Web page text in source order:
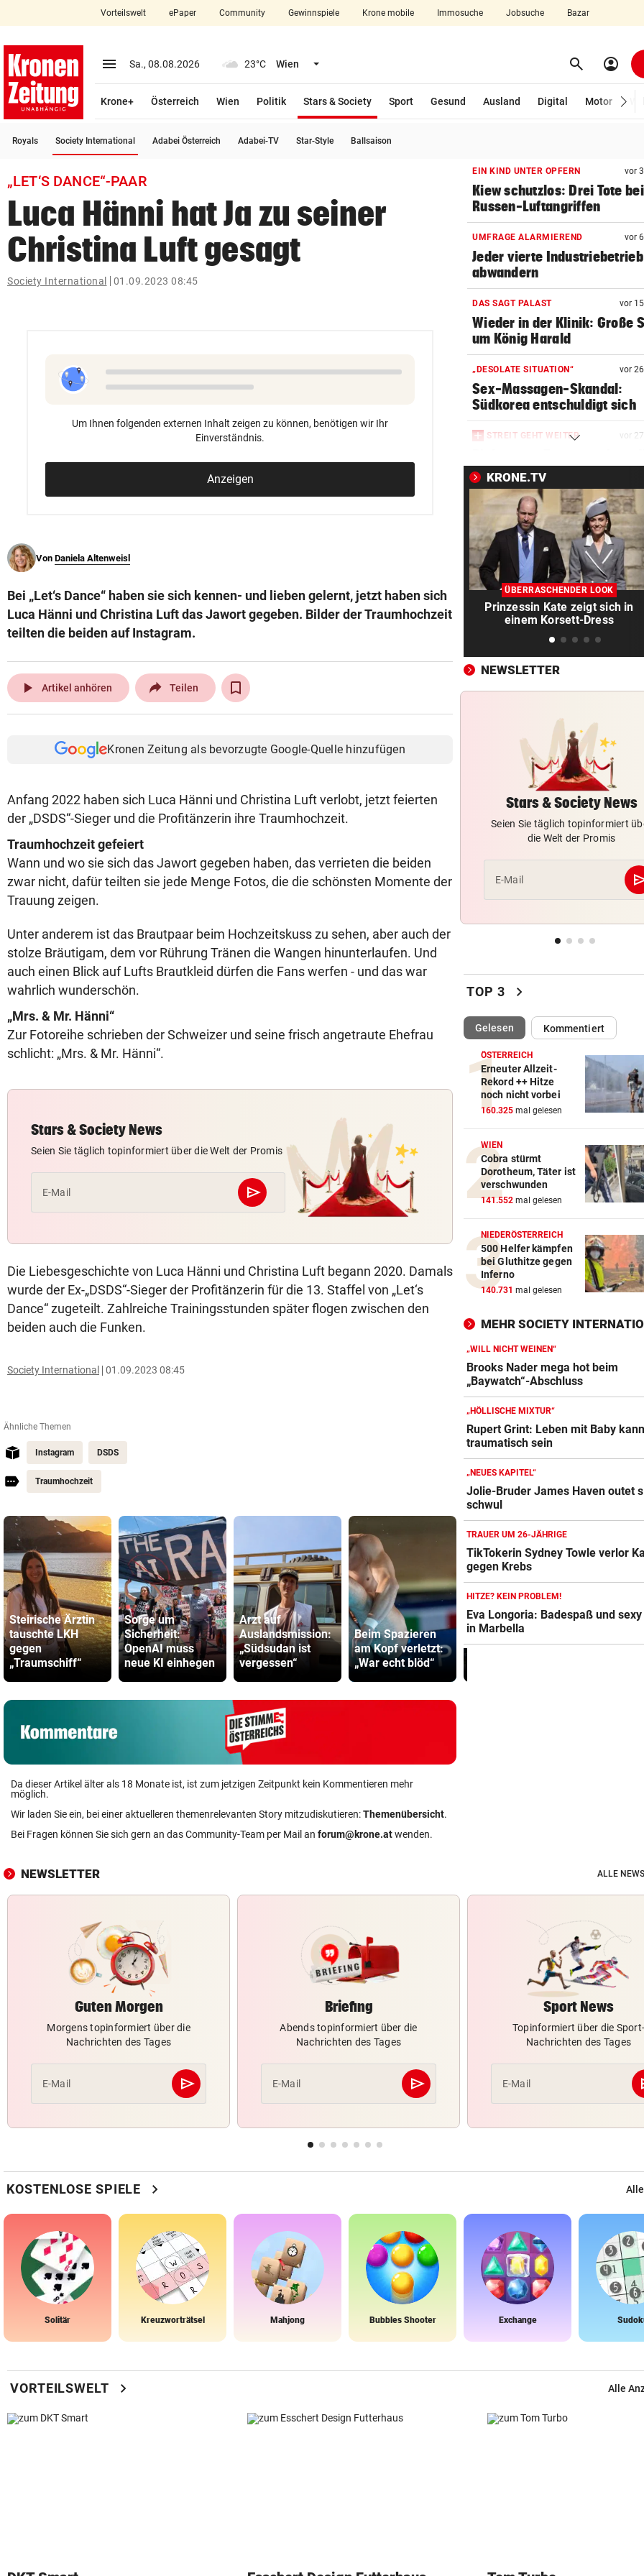
closeSchließen
account_circle Anmelden
arrow_right
Wien
search
Suchbegriff
eingeben
Vorteilswelt ePaper Community Gewinnspiele Krone mobile Immosuche Jobsuche Bazar
menu Menü aufklappen
Sa., 08.08.2026 23°C Wien Menü aufklappen search Suchen
account_circle
Krone+ Österreich Wien Politik Stars & Society
Sport
Gesund Ausland Digital Motor
Royals Society International Adabei Österreich Adabei-TV Star-Style Ballsaison
„LET‘S DANCE“-PAAR
Luca Hänni hat Ja zu seiner
Christina Luft gesagt
Society International 01.09.2023 08:45
Um Ihnen folgenden externen Inhalt zeigen zu können, benötigen wir Ihr
Einverständnis.
Anzeigen
Von Daniela Altenweisl
Bei „Let‘s Dance“ haben sie sich kennen- und lieben gelernt, jetzt haben sich
Luca Hänni und Christina Luft das Jawort gegeben. Bilder der Traumhochzeit
teilten die beiden auf Instagram.
play_arrow Artikel anhören Teilen
Kronen Zeitung als bevorzugte Google-Quelle hinzufügen
Anfang 2022 haben sich Luca Hänni und Christina Luft verlobt, jetzt feierten
der „DSDS“-Sieger und die Profitänzerin ihre Traumhochzeit.
Traumhochzeit gefeiert
Wann und wo sie sich das Jawort gegeben haben, das verrieten die beiden
zwar nicht, dafür teilten sie jede Menge Fotos, die die schönsten Momente der
Trauung zeigen.
Unter anderem ist das Brautpaar beim Hochzeitskuss zu sehen, aber auch der
stolze Bräutigam, dem vor Rührung Tränen die Wangen hinunterlaufen. Und
auch einen Blick auf Lufts Brautkleid dürfen die Fans werfen - und das war
wahrlich wunderschön.
„Mrs. & Mr. Hänni“
Zur Fotoreihe schrieben der Schweizer und seine frisch angetraute Ehefrau
schlicht: „Mrs. & Mr. Hänni“.
Stars & Society News
Seien Sie täglich topinformiert über die Welt der Promis
E-Mail send
Abschicken
Die Liebesgeschichte von Luca Hänni und Christina Luft begann 2020. Damals
wurde der Ex-„DSDS“-Sieger der Profitänzerin für die 13. Staffel von „Let‘s
Dance“ zugeteilt. Zahlreiche Trainingsstunden später flogen zwischen den
beiden auch die Funken.
Society International 01.09.2023 08:45
Ähnliche Themen
Instagram DSDS
Traumhochzeit
Steirische Ärztin
tauschte LKH
gegen
„Traumschiff“
Sorge um
Sicherheit:
OpenAI muss
neue KI einhegen
Arzt auf
Auslandsmission:
„Südsudan ist
vergessen“
Beim Spazieren
am Kopf verletzt:
„War echt blöd“
Wie
Bezirksvorsteher
Nevrivy an der MA
Infantino-
Da dieser Artikel älter als 18 Monate ist, ist zum jetzigen Zeitpunkt kein Kommentieren mehr
möglich.
Wir laden Sie ein, bei einer aktuelleren themenrelevanten Story mitzudiskutieren:Themenübersicht.
Bei Fragen können Sie sich gern an das Community-Team per Mail an forum@krone.atwenden.
EIN KIND UNTER OPFERN vor
Kiew schutzlos: Drei Tote bei
Russen-Luftangriffen
UMFRAGE ALARMIEREND vor
Jeder vierte Industriebetrieb
abwandern
DAS SAGT PALAST vor
Wieder in der Klinik: Große
um König Harald
„DESOLATE SITUATION“ vor
Sex-Massagen-Skandal:
Südkorea entschuldigt sich
STREIT GEHT WEITER vor
Anspruch auf Sitz“
„KRONE“-KOMMENTAR vor 27
Strittiger Kanzler-Sager:
er recht hat …
TOPSPIELERIN vor
„Salzburg war für mich die
Wahl“
„Ratte“: Hat Cannavaro
Verräter im Team?
Steirische Ärztin tauschte
gegen „Traumschiff“
PEDALE VERWECHSELT
Tiroler Seniorin (76)
Auto in Baugrube
TRAINER ZARIC DEUTLICH
FÄHIGKEITEN BEDENKLICH vor
GAK-Heimstart: „Qualität ist
ganz andere!“
500 STATT FÜNF EURO
Falscher Spendensammler
Paar über den Tisch
ANRAINER SCHILDERT vor
Heftiges Beben riss Tiroler
Morgen aus Schlaf
WASSER WIRD KNAPP vor
Im Südburgenland heißt es:
Dusche statt Badewanne!
BEI VUČIĆ IN SERBIEN
Selenskyj-Besuch als
Gesicht“ Moskaus
DRAMATISCHE VERLETZUNG vor
Bein zu verlieren
SKURRILES SPIEL
Zwangspause: „Seltsam! So
etwas kommt nie vor“
FLUCH DER KARIBIK vor 2
Rückschlag kam für „Captain
Colin“ im Zeitfahren
KRONE.TV
ÜBERRASCHENDER LOOK
Prinzessin Kate zeigt sich in
einem Korsett-Dress
NEWSLETTER
Stars & Society News
Seien Sie täglich topinformiert
die Welt der Promis
E-Mail
TOP 3 chevron_right
Gelesen(ausgewählt)Kommentiert
ÖSTERREICH
Erneuter Allzeit-
Rekord ++ Hitze
noch nicht vorbei
160.325 mal gelesen
WIEN
Cobra stürmt
Dorotheum, Täter ist
verschwunden
141.552 mal gelesen
NIEDERÖSTERREICH
500 Helfer kämpfen
bei Gluthitze gegen
Inferno
140.731 mal gelesen
MEHR SOCIETY
„WILL NICHT WEINEN“
Brooks Nader mega hot beim
„Baywatch“-Abschluss
„HÖLLISCHE MIXTUR“
Rupert Grint: Leben mit Baby kann
traumatisch sein
„NEUES KAPITEL“
Jolie-Bruder James Haven outet
schwul
TRAUER UM 26-JÄHRIGE
TikTokerin Sydney Towle verlor
gegen Krebs
HITZE? KEIN PROBLEM!
Eva Longoria: Badespaß und
in Marbella
NEWSLETTER ALLE
Guten Morgen
Morgens topinformiert über die
Nachrichten des Tages
E-Mail send
Abschicken
Briefing
Abends topinformiert über die
Nachrichten des Tages
E-Mail send
Abschicken
Sport News
Topinformiert über die Sport-
Nachrichten des Tages
E-Mail
KOSTENLOSE SPIELE chevron_right
Solitär Kreuzworträtsel Mahjong Bubbles Shooter Exchange
VORTEILSWELT chevron_right Alle